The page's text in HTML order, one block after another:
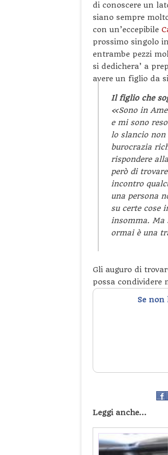
di conoscere un
siano sempre
con un’eccepibile
prossimo singolo
entrambe pezzi
si dedichera’ a
avere un figlio da
Il figlio che
«Sono in
e mi sono
lo slancio non
burocrazia
rispondere
però di
incontro
una persona
su certe cose
insomma. Ma
ormai è una
Gli auguro di
possa condividere
Se non
Leggi anche...